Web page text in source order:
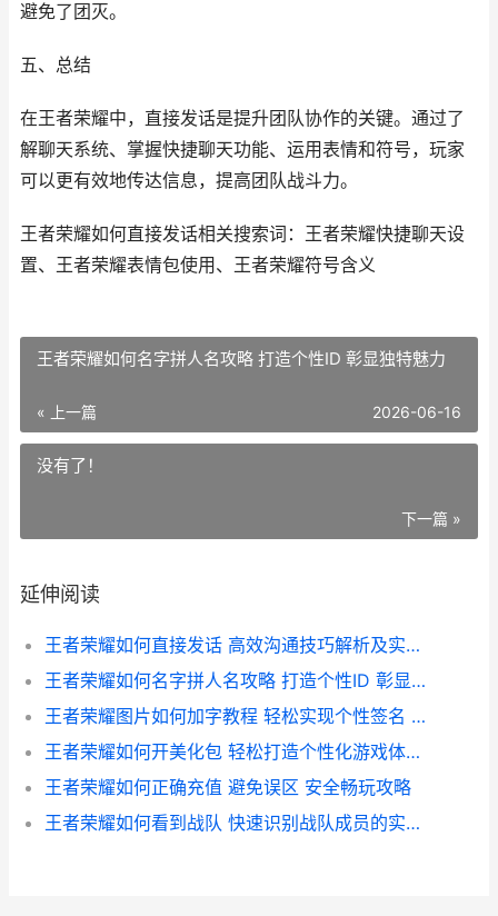
避免了团灭。
五、总结
在王者荣耀中，直接发话是提升团队协作的关键。通过了
解聊天系统、掌握快捷聊天功能、运用表情和符号，玩家
可以更有效地传达信息，提高团队战斗力。
王者荣耀如何直接发话相关搜索词：王者荣耀快捷聊天设
置、王者荣耀表情包使用、王者荣耀符号含义
王者荣耀如何名字拼人名攻略 打造个性ID 彰显独特魅力
« 上一篇 2026-06-16
没有了！
下一篇 »
延伸阅读
王者荣耀如何直接发话 高效沟通技巧解析及实战应用指南
王者荣耀如何名字拼人名攻略 打造个性ID 彰显独特魅力
王者荣耀图片如何加字教程 轻松实现个性签名 打造专属游戏氛围
王者荣耀如何开美化包 轻松打造个性化游戏体验攻略
王者荣耀如何正确充值 避免误区 安全畅玩攻略
王者荣耀如何看到战队 快速识别战队成员的实用指南